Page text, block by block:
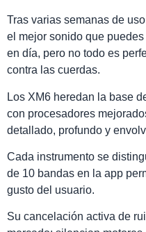
Tras varias semanas de
el mejor sonido que
en día, pero no todo es
contra las cuerdas.
Los XM6 heredan la base
con procesadores
detallado, profundo y
Cada instrumento se
de 10 bandas en la app
gusto del usuario.
Su cancelación activa de